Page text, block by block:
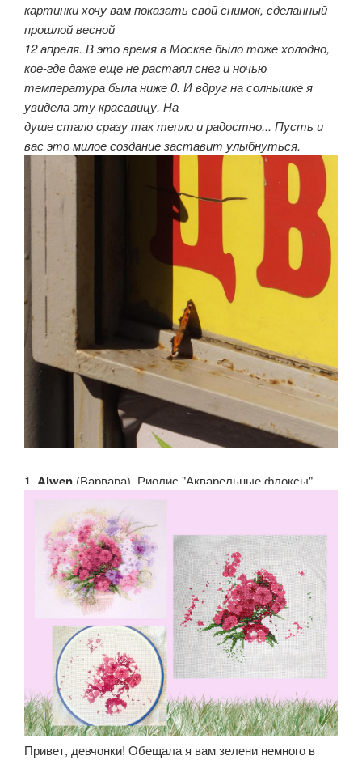
картинки хочу вам показать свой снимок, сделанный
прошлой весной
12 апреля. В это время в Москве было тоже холодно,
кое-где даже еще не растаял снег и ночью
температура была ниже 0. И вдруг на солнышке я
увидела эту красавицу. На
душе стало сразу так тепло и радостно... Пусть и
вас это милое создание заставит улыбнуться.
1. Alwen (Варвара). Риолис "Акварельные флоксы"
Привет, девчонки! Обещала я вам зелени немного в